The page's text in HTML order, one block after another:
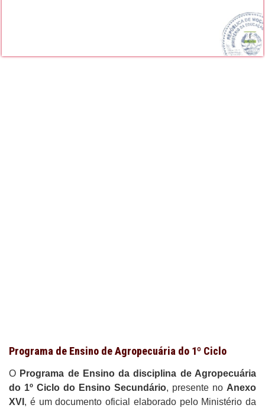
Programa de Ensino de Agropecuária do 1º Ciclo
O Programa de Ensino da disciplina de Agropecuária
do 1º Ciclo do Ensino Secundário, presente no Anexo
XVI , é um documento oficial elaborado pelo Ministério da